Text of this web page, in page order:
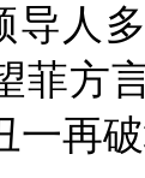
导人
菲方
一再